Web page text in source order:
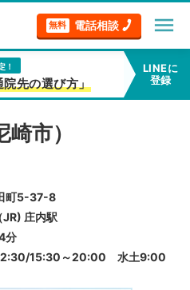
無料 電話相談 menu
！
先の選び方」
LINEに
登録
市）
町5-37-8
JR) 庄内駅
分
15:30～20:00 水土9:00